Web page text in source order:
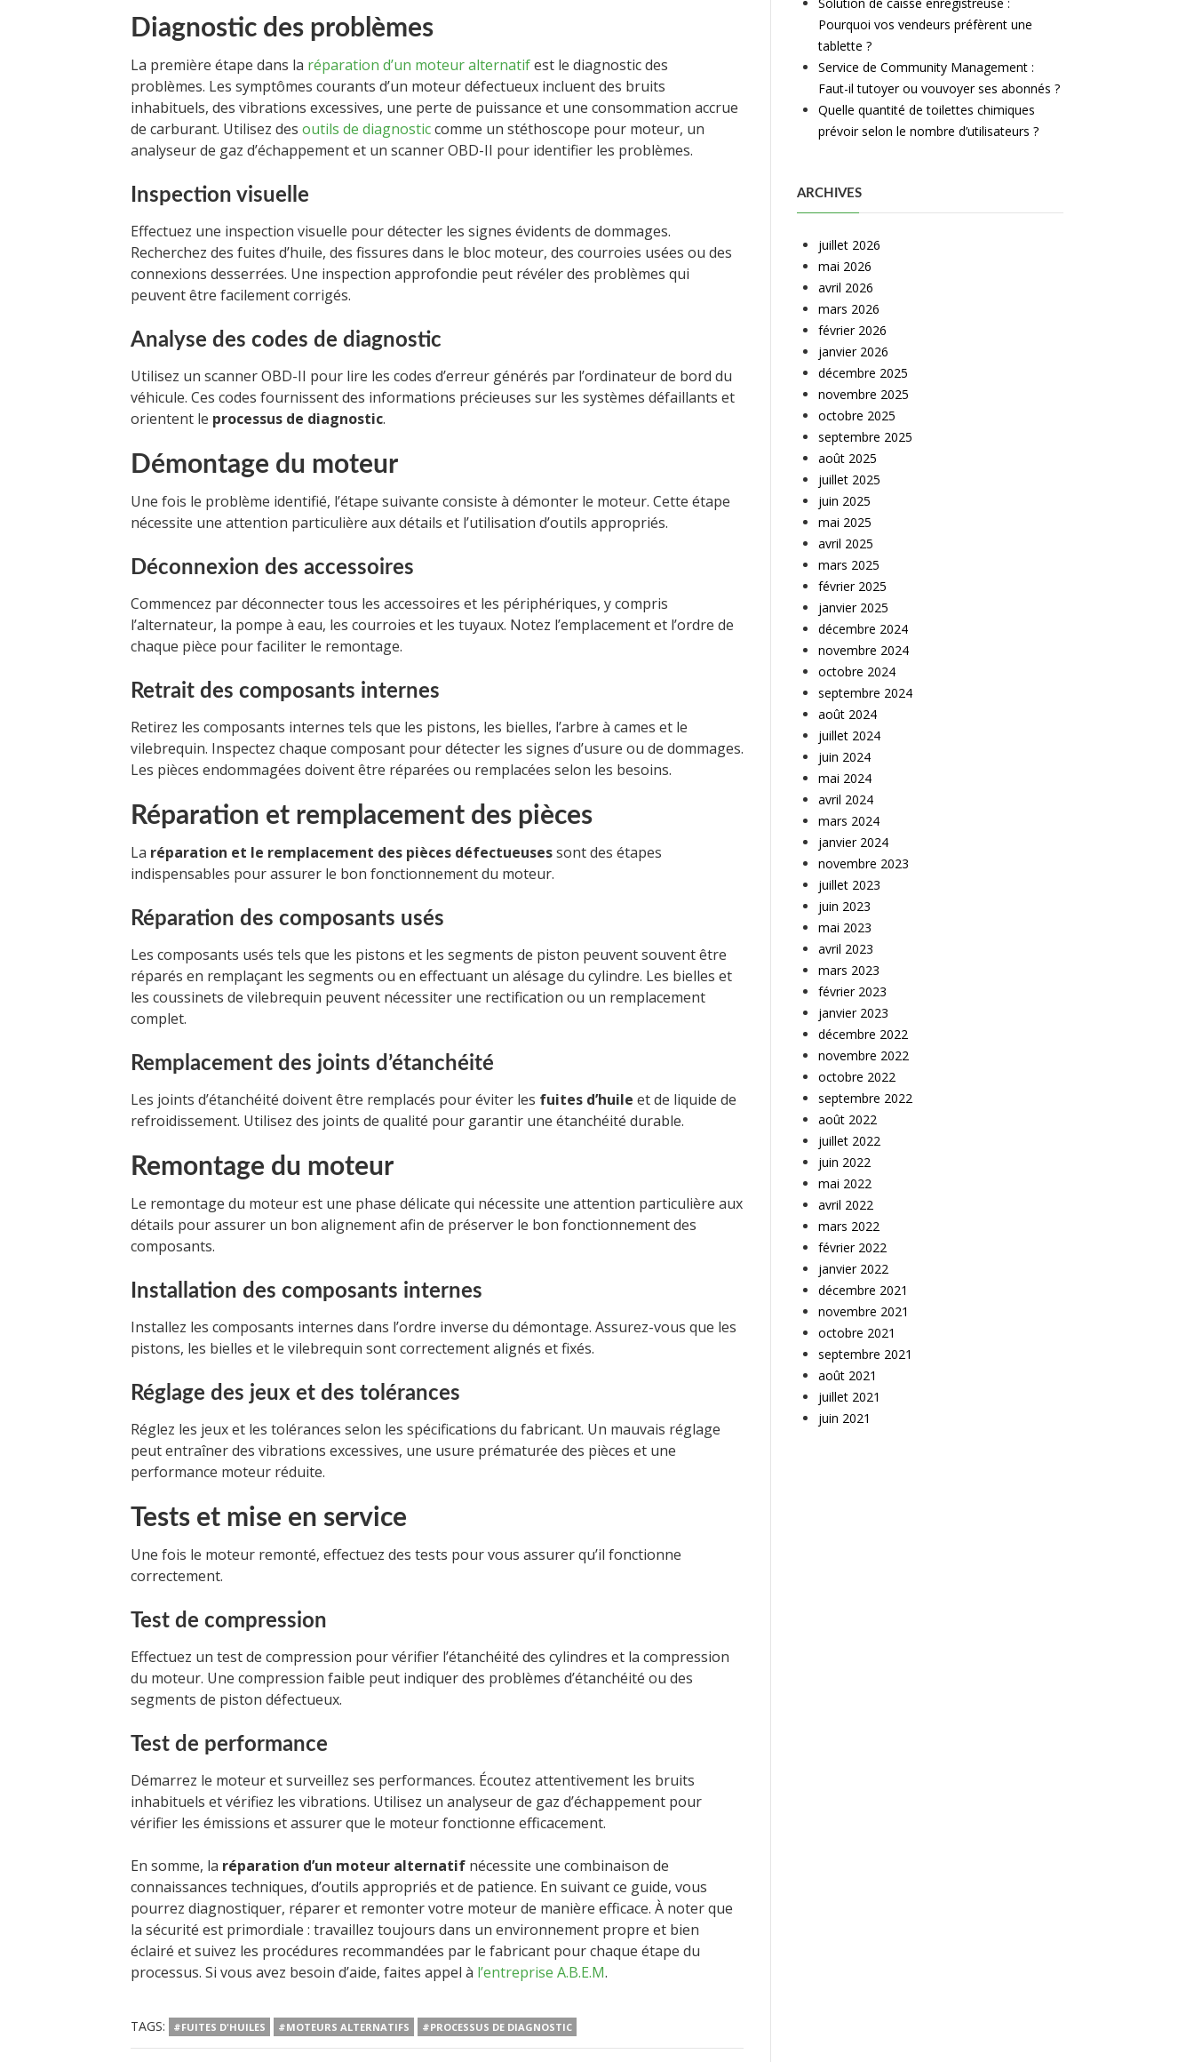
Diagnostic des problèmes
La première étape dans la réparation d’un moteur alternatifest le diagnostic des
problèmes. Les symptômes courants d’un moteur défectueux incluent des bruits
inhabituels, des vibrations excessives, une perte de puissance et une consommation accrue
de carburant. Utilisez des outils de diagnosticcomme un stéthoscope pour moteur, un
analyseur de gaz d’échappement et un scanner OBD-II pour identifier les problèmes.
Inspection visuelle
Effectuez une inspection visuelle pour détecter les signes évidents de dommages.
Recherchez des fuites d’huile, des fissures dans le bloc moteur, des courroies usées ou des
connexions desserrées. Une inspection approfondie peut révéler des problèmes qui
peuvent être facilement corrigés.
Analyse des codes de diagnostic
Utilisez un scanner OBD-II pour lire les codes d’erreur générés par l’ordinateur de bord du
véhicule. Ces codes fournissent des informations précieuses sur les systèmes défaillants et
orientent le processus de diagnostic.
Démontage du moteur
Une fois le problème identifié, l’étape suivante consiste à démonter le moteur. Cette étape
nécessite une attention particulière aux détails et l’utilisation d’outils appropriés.
Déconnexion des accessoires
Commencez par déconnecter tous les accessoires et les périphériques, y compris
l’alternateur, la pompe à eau, les courroies et les tuyaux. Notez l’emplacement et l’ordre de
chaque pièce pour faciliter le remontage.
Retrait des composants internes
Retirez les composants internes tels que les pistons, les bielles, l’arbre à cames et le
vilebrequin. Inspectez chaque composant pour détecter les signes d’usure ou de dommages.
Les pièces endommagées doivent être réparées ou remplacées selon les besoins.
Réparation et remplacement des pièces
La réparation et le remplacement des pièces défectueusessont des étapes
indispensables pour assurer le bon fonctionnement du moteur.
Réparation des composants usés
Les composants usés tels que les pistons et les segments de piston peuvent souvent être
réparés en remplaçant les segments ou en effectuant un alésage du cylindre. Les bielles et
les coussinets de vilebrequin peuvent nécessiter une rectification ou un remplacement
complet.
Remplacement des joints d’étanchéité
Les joints d’étanchéité doivent être remplacés pour éviter les fuites d’huile et de liquide de
refroidissement. Utilisez des joints de qualité pour garantir une étanchéité durable.
Remontage du moteur
Le remontage du moteur est une phase délicate qui nécessite une attention particulière aux
détails pour assurer un bon alignement afin de préserver le bon fonctionnement des
composants.
Installation des composants internes
Installez les composants internes dans l’ordre inverse du démontage. Assurez-vous que les
pistons, les bielles et le vilebrequin sont correctement alignés et fixés.
Réglage des jeux et des tolérances
Réglez les jeux et les tolérances selon les spécifications du fabricant. Un mauvais réglage
peut entraîner des vibrations excessives, une usure prématurée des pièces et une
performance moteur réduite.
Tests et mise en service
Une fois le moteur remonté, effectuez des tests pour vous assurer qu’il fonctionne
correctement.
Test de compression
Effectuez un test de compression pour vérifier l’étanchéité des cylindres et la compression
du moteur. Une compression faible peut indiquer des problèmes d’étanchéité ou des
segments de piston défectueux.
Test de performance
Démarrez le moteur et surveillez ses performances. Écoutez attentivement les bruits
inhabituels et vérifiez les vibrations. Utilisez un analyseur de gaz d’échappement pour
vérifier les émissions et assurer que le moteur fonctionne efficacement.
En somme, la réparation d’un moteur alternatif nécessite une combinaison de
connaissances techniques, d’outils appropriés et de patience. En suivant ce guide, vous
pourrez diagnostiquer, réparer et remonter votre moteur de manière efficace. À noter que
la sécurité est primordiale : travaillez toujours dans un environnement propre et bien
éclairé et suivez les procédures recommandées par le fabricant pour chaque étape du
processus. Si vous avez besoin d’aide, faites appel à l’entreprise A.B.E.M.
TAGS: #FUITES D'HUILES #MOTEURS ALTERNATIFS #PROCESSUS DE DIAGNOSTIC
Pourquoi vos vendeurs préfèrent une
tablette ?
Service de Community Management :
Faut-il tutoyer ou vouvoyer ses abonnés ?
Quelle quantité de toilettes chimiques
prévoir selon le nombre d’utilisateurs ?
ARCHIVES
juillet 2026
mai 2026
avril 2026
mars 2026
février 2026
janvier 2026
décembre 2025
novembre 2025
octobre 2025
septembre 2025
août 2025
juillet 2025
juin 2025
mai 2025
avril 2025
mars 2025
février 2025
janvier 2025
décembre 2024
novembre 2024
octobre 2024
septembre 2024
août 2024
juillet 2024
juin 2024
mai 2024
avril 2024
mars 2024
janvier 2024
novembre 2023
juillet 2023
juin 2023
mai 2023
avril 2023
mars 2023
février 2023
janvier 2023
décembre 2022
novembre 2022
octobre 2022
septembre 2022
août 2022
juillet 2022
juin 2022
mai 2022
avril 2022
mars 2022
février 2022
janvier 2022
décembre 2021
novembre 2021
octobre 2021
septembre 2021
août 2021
juillet 2021
juin 2021